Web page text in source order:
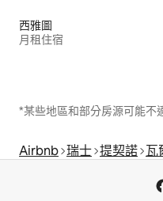
西雅圖
月租住宿
*某些地區和部分房源可能不
Airbnb 瑞士 提契諾 瓦